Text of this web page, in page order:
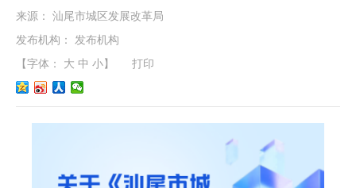
来源： 汕尾市城区发展改革局
发布机构： 发布机构
【字体： 大 中 小 】 打印